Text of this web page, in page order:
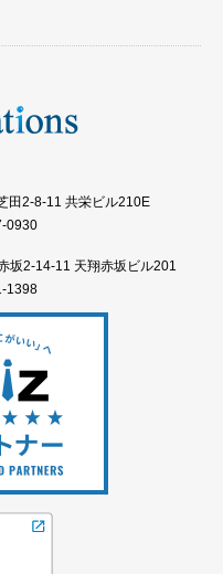
2-8-11 共栄ビル210E
0930
坂2-14-11 天翔赤坂ビル201
1398